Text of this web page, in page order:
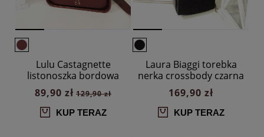
Lulu Castagnette
listonoszka bordowa
89,90 zł 129,90 zł
KUP TERAZ
Laura Biaggi torebka
nerka crossbody czarna
ekozamsz
169,90 zł
KUP TERAZ